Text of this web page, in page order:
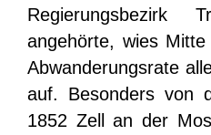
Regierungsbezirk
angehörte, wies
Abwanderungsrate
auf. Besonders von
1852 Zell an der